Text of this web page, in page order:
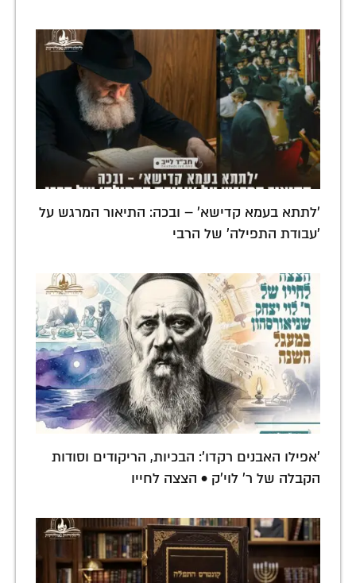
'לתתא בעמא קדישא' – ובכה: התיאור המרגש על
'עבודת התפילה' של הרבי
'אפילו האבנים רקדו': הבכיות, הריקודים וסודות
הקבלה של ר' לוי'ק • הצצה לחייו